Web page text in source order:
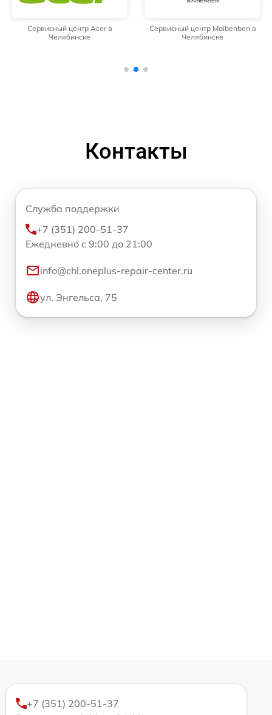
Сервисный центр Acer в
Челябинске
Сервисный центр Maibenben в
Челябинске
Контакты
Служба поддержки
+7 (351) 200-51-37
Ежедневно с 9:00 до 21:00
info@chl.oneplus-repair-center.ru
ул. Энгельса, 75
+7 (351) 200-51-37